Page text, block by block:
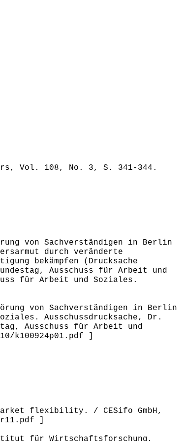
Vol. 108, No. 3, S. 341-344.
von Sachverständigen in Berlin
durch veränderte
bekämpfen (Drucksache
Ausschuss für Arbeit und
für Arbeit und Soziales.
von Sachverständigen in Berlin
Ausschussdrucksache, Dr.
Ausschuss für Arbeit und
k100924p01.pdf ]
flexibility. / CESifo GmbH,
]
für Wirtschaftsforschung,